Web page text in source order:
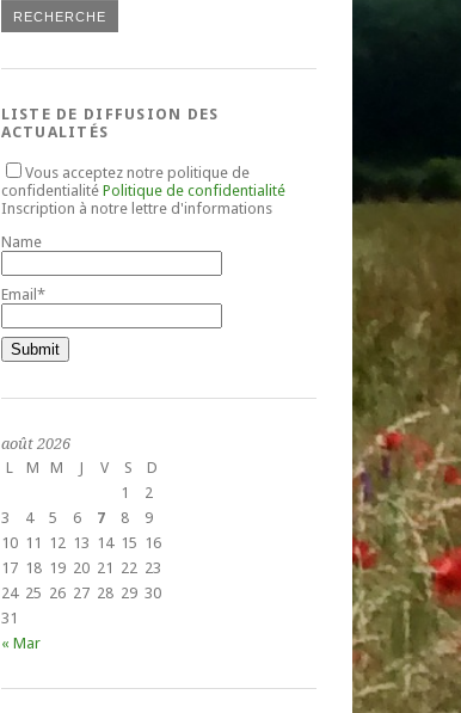
LISTE DE DIFFUSION DES
ACTUALITÉS
Vous acceptez notre politique de
confidentialité Politique de confidentialité
Inscription à notre lettre d'informations
Name
Email*
août 2026
L
M M J V S
D
1
2
3
4 5 6 7 8
9
10 11 12 13 14 15 16
17 18 19 20 21 22 23
24 25 26 27 28 29 30
31
« Mar